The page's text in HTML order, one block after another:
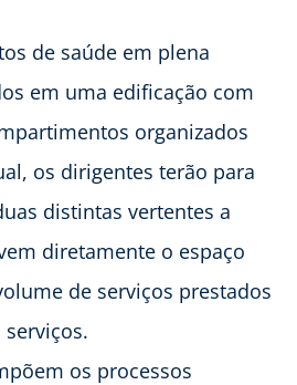
de saúde em plena
em uma edificação com
organizados
os dirigentes terão para
distintas vertentes a
diretamente o espaço
de serviços prestados
os processos